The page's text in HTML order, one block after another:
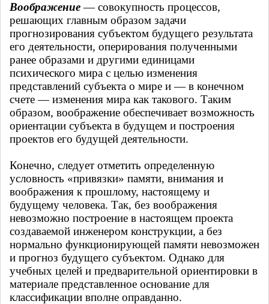
Воображение— совокупность процессов,
решающих главным образом задачи
прогнозирования субъектом будущего результата
его деятельности, оперирования полученными
ранее образами и другими единицами
психического мира с целью изменения
представлений субъекта о мире и — в конечном
счете — изменения мира как такового. Таким
образом, воображение обеспечивает возможность
ориентации субъекта в будущем и построения
проектов его будущей деятельности.
Конечно, следует отметить определенную
условность «привязки» памяти, внимания и
воображения к прошлому, настоящему и
будущему человека. Так, без воображения
невозможно построение в настоящем проекта
создаваемой инженером конструкции, а без
нормально функционирующей памяти невозможен
и прогноз будущего субъектом. Однако для
учебных целей и предварительной ориентировки в
материале представленное основание для
классификации вполне оправданно.